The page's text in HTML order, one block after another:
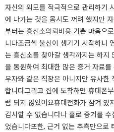
자신의 외모를 적극적으로 관리하기
에 나가는 것을 몹시도 꺼려 했지만
부터는 흥신소의뢰비용 기쁜 마음으
니다조금씩 불신이 생기기 시작하니
는 흥신소를 찾아갈 생각까지는 하지
을 동원하여 최대한 많은 증거 자료
우자와 같은 직장은 아니지만 유사한
합니다그리고 집에 도착하면 휴대폰
럼 되지 않았어요휴대전화가 잠겨 있
감시할 수 없습니다나 홀로 증거를
었습니다또한, 근거 없는 추측만으로